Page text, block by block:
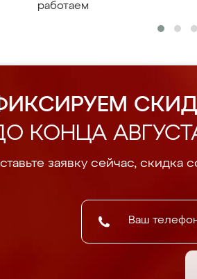
работаем
КОНЦА
заявку сейчас, скидка